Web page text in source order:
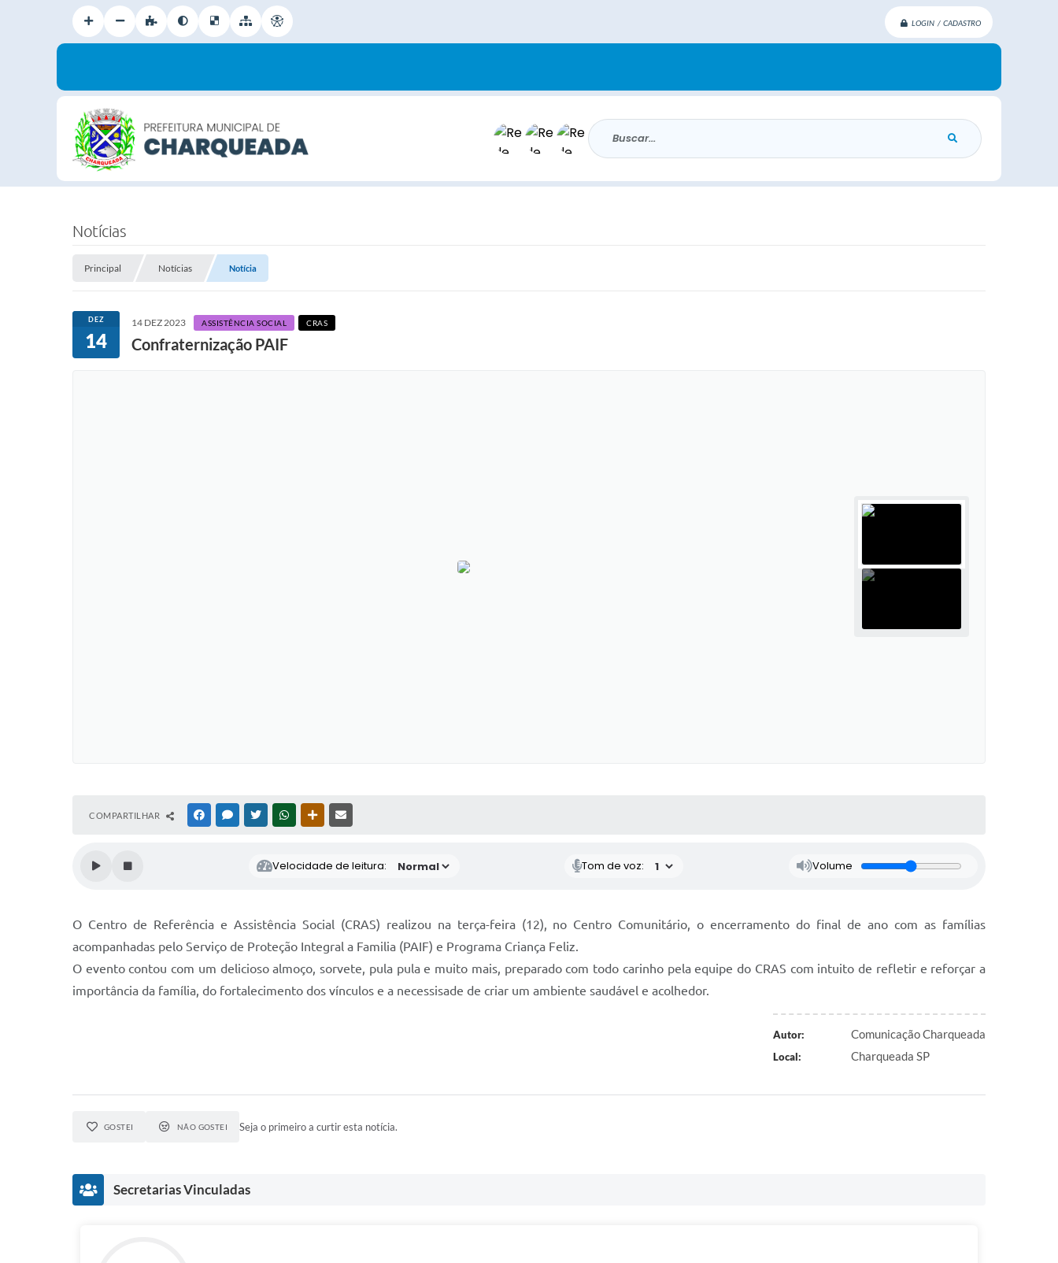
LOGIN / CADASTRO
Buscar...
Notícias
Principal Notícias Notícia
DEZ
14
14 DEZ 2023 ASSISTÊNCIA SOCIAL CRAS
Confraternização PAIF
COMPARTILHAR FACEBOOKMESSENGER
TWITTERWHATSAPPOUTRAS MÍDIAS
Velocidade de leitura: Tom de voz: Volume
O Centro de Referência e Assistência Social (CRAS) realizou na terça-feira (12), no Centro Comunitário, o encerramento do final de ano com as famílias
acompanhadas pelo Serviço de Proteção Integral a Familia (PAIF) e Programa Criança Feliz.
O evento contou com um delicioso almoço, sorvete, pula pula e muito mais, preparado com todo carinho pela equipe do CRAS com intuito de refletir e reforçar a
importância da família, do fortalecimento dos vínculos e a necessisade de criar um ambiente saudável e acolhedor.
Autor: Comunicação Charqueada
Local: Charqueada SP
GOSTEI NÃO GOSTEI Seja o primeiro a curtir esta notícia.
Secretarias Vinculadas